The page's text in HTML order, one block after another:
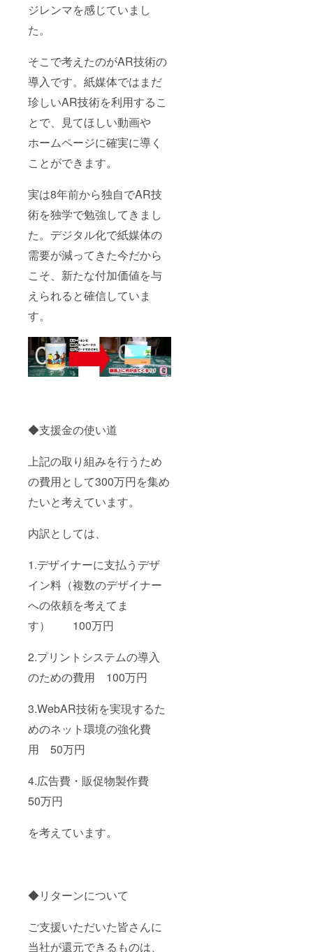
ジレンマを感じていまし
た。
そこで考えたのがAR技術の
導入です。紙媒体ではまだ
珍しいAR技術を利用するこ
とで、見てほしい動画や
ホームページに確実に導く
ことができます。
実は8年前から独自でAR技
術を独学で勉強してきまし
た。デジタル化で紙媒体の
需要が減ってきた今だから
こそ、新たな付加価値を与
えられると確信していま
す。
◆支援金の使い道
上記の取り組みを行うため
の費用として300万円を集め
たいと考えています。
内訳としては、
1.デザイナーに支払うデザ
イン料（複数のデザイナー
への依頼を考えてま
す） 100万円
2.プリントシステムの導入
のための費用 100万円
3.WebAR技術を実現するた
めのネット環境の強化費
用 50万円
4.広告費・販促物製作費
50万円
を考えています。
◆リターンについて
ご支援いただいた皆さんに
当社が還元できるものは、